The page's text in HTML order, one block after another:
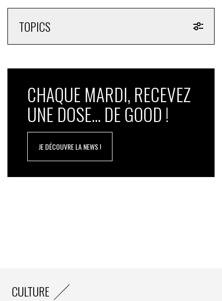
TOPICS
CHAQUE MARDI, RECEVEZ
UNE DOSE... DE GOOD !
JE DÉCOUVRE LA NEWS !
CULTURE